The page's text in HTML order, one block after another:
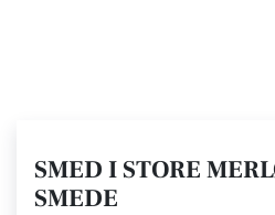
SMED I STORE
SMEDE